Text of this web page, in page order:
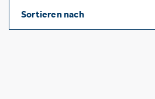
Sortieren nach